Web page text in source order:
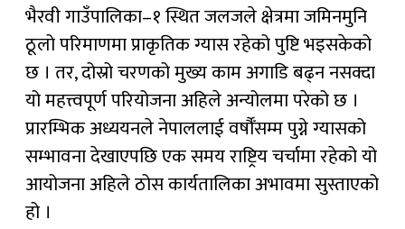
भैरवी गाउँपालिका–१ स्थित जलजले क्षेत्रमा जमिनमुनि
ठूलो परिमाणमा प्राकृतिक ग्यास रहेको पुष्टि भइसकेको
छ । तर, दोस्रो चरणको मुख्य काम अगाडि बढ्न नसक्दा
यो महत्त्वपूर्ण परियोजना अहिले अन्योलमा परेको छ ।
प्रारम्भिक अध्ययनले नेपाललाई वर्षौँसम्म पुग्ने ग्यासको
सम्भावना देखाएपछि एक समय राष्ट्रिय चर्चामा रहेको यो
आयोजना अहिले ठोस कार्यतालिका अभावमा सुस्ताएको
हो ।